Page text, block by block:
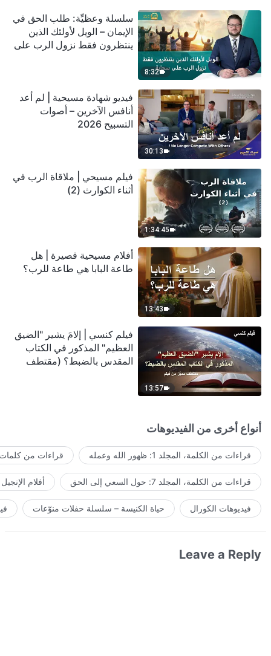
8:32
سلسلة وعظيِّة: طلب الحق في
الإيمان – الويل لأولئك الذين
ينتظرون فقط نزول الرب على
30:13
فيديو شهادة مسيحية | لم أعد
أنافس الآخرين – أصوات
التسبيح 2026
1:34:45
فيلم مسيحي | ملاقاة الرب في
أثناء الكوارث (2)
13:43
أفلام مسيحية قصيرة | هل
طاعة البابا هي طاعة للرب؟
13:57
فيلم كنسي | إلامَ يشير "الضيق
العظيم" المذكور في الكتاب
المقدس بالضبط؟ (مقتطف
أنواع أخرى من الفيديوهات
قراءات من الكلمة، المجلد 1: ظهور الله وعمله قراءات من كلمات
قراءات من الكلمة، المجلد 7: حول السعي إلى الحق أفلام الإنجيل
فيديوهات الكورال حياة الكنيسة – سلسلة حفلات منوّعات
Leave a Reply